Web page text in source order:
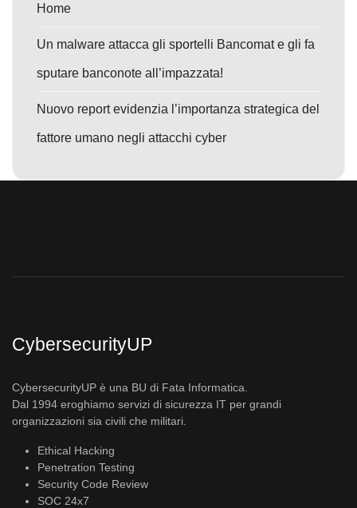
Home
Un malware attacca gli sportelli Bancomat e gli fa
sputare banconote all’impazzata!
Nuovo report evidenzia l’importanza strategica del
fattore umano negli attacchi cyber
CybersecurityUP
CybersecurityUP è una BU di Fata Informatica.
Dal 1994 eroghiamo servizi di sicurezza IT per grandi
organizzazioni sia civili che militari.
Ethical Hacking
Penetration Testing
Security Code Review
SOC 24x7